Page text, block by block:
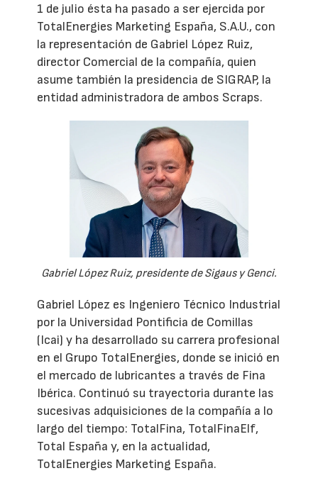
1 de julio ésta ha pasado a ser ejercida por
TotalEnergies Marketing España, S.A.U., con
la representación de Gabriel López Ruiz,
director Comercial de la compañía, quien
asume también la presidencia de SIGRAP, la
entidad administradora de ambos Scraps.
Gabriel López Ruiz, presidente de Sigaus y Genci.
Gabriel López es Ingeniero Técnico Industrial
por la Universidad Pontificia de Comillas
(Icai) y ha desarrollado su carrera profesional
en el Grupo TotalEnergies, donde se inició en
el mercado de lubricantes a través de Fina
Ibérica. Continuó su trayectoria durante las
sucesivas adquisiciones de la compañía a lo
largo del tiempo: TotalFina, TotalFinaElf,
Total España y, en la actualidad,
TotalEnergies Marketing España.